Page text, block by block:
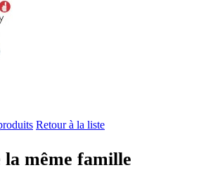
Retour à la liste
la même famille